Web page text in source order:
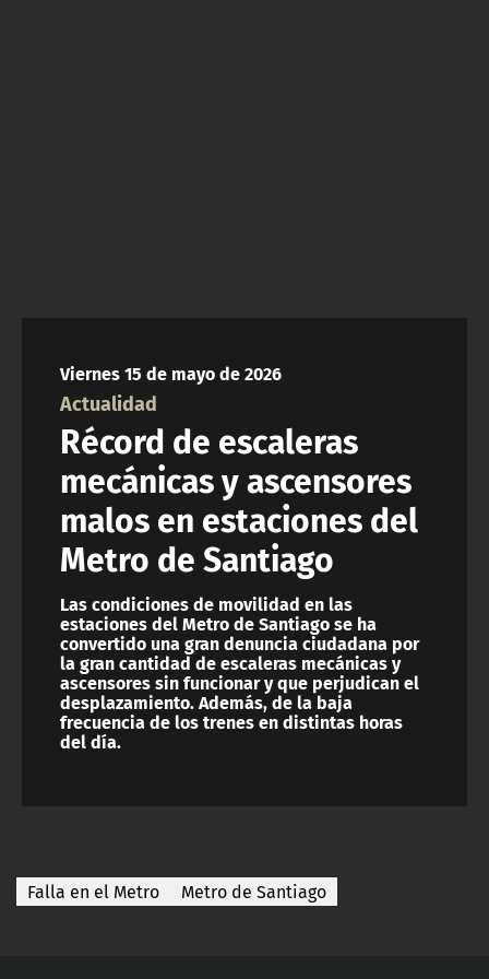
Viernes 15 de mayo de 2026
Actualidad
Récord de escaleras
mecánicas y ascensores
malos en estaciones del
Metro de Santiago
Las condiciones de movilidad en las
estaciones del Metro de Santiago se ha
convertido una gran denuncia ciudadana por
la gran cantidad de escaleras mecánicas y
ascensores sin funcionar y que perjudican el
desplazamiento. Además, de la baja
frecuencia de los trenes en distintas horas
del día.
Falla en el Metro Metro de Santiago